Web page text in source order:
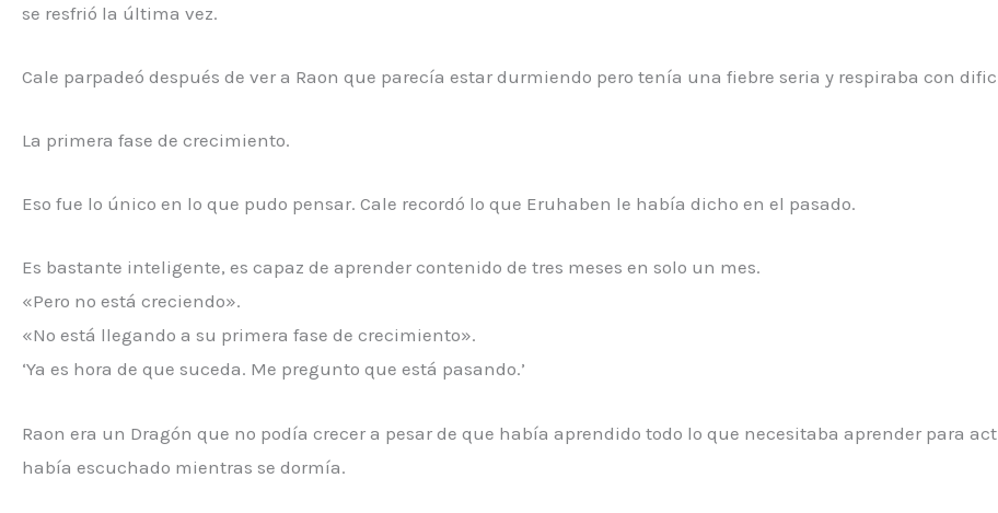
se resfrió la última vez.
Cale parpadeó después de ver a Raon que parecía estar durmiendo pero tenía una fiebre seria y respiraba con
La primera fase de crecimiento.
Eso fue lo único en lo que pudo pensar. Cale recordó lo que Eruhaben le había dicho en el pasado.
Es bastante inteligente, es capaz de aprender contenido de tres meses en solo un mes.
«Pero no está creciendo».
«No está llegando a su primera fase de crecimiento».
‘Ya es hora de que suceda. Me pregunto que está pasando.’
Raon era un Dragón que no podía crecer a pesar de que había aprendido todo lo que necesitaba aprender para
había escuchado mientras se dormía.